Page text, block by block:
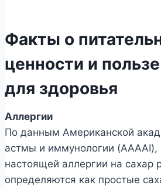
Факты о
ценности и
для здоровья
Аллергии
По данным Американской
астмы и иммунологии
настоящей аллергии на сахар
определяются как простые